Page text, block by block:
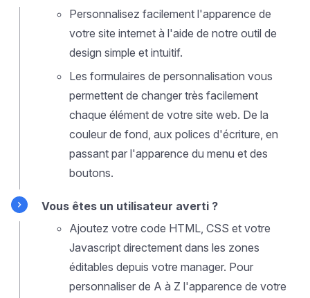
Personnalisez facilement l'apparence de
votre site internet à l'aide de notre outil de
design simple et intuitif.
Les formulaires de personnalisation vous
permettent de changer très facilement
chaque élément de votre site web. De la
couleur de fond, aux polices d'écriture, en
passant par l'apparence du menu et des
boutons.
Vous êtes un utilisateur averti ?
Ajoutez votre code HTML, CSS et votre
Javascript directement dans les zones
éditables depuis votre manager. Pour
personnaliser de A à Z l'apparence de votre